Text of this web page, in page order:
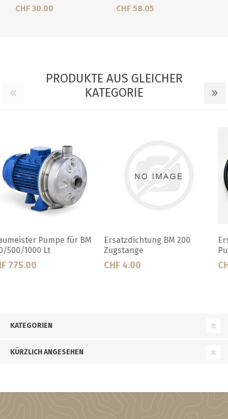
CHF 30.00
CHF 58.05
PRODUKTE AUS GLEICHER
KATEGORIE
Ersatzdichtung Braumeister
Pumpe 200l
CHF 36.00
Ersatzdichtung Malzrohr BM
200 Liter
CHF 30.00
KATEGORIEN
KÜRZLICH ANGESEHEN